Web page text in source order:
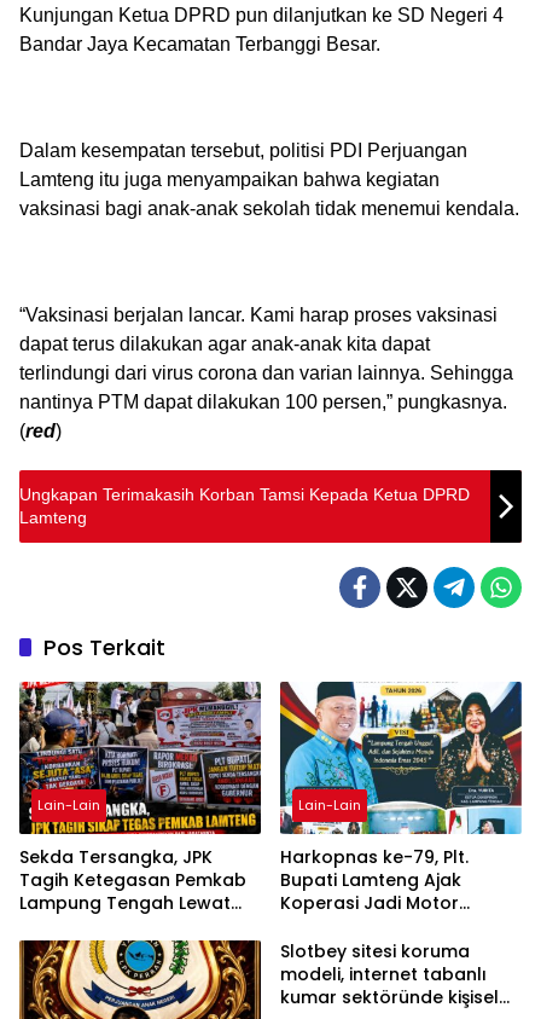
Kunjungan Ketua DPRD pun dilanjutkan ke SD Negeri 4
Bandar Jaya Kecamatan Terbanggi Besar.
Dalam kesempatan tersebut, politisi PDI Perjuangan
Lamteng itu juga menyampaikan bahwa kegiatan
vaksinasi bagi anak-anak sekolah tidak menemui kendala.
“Vaksinasi berjalan lancar. Kami harap proses vaksinasi
dapat terus dilakukan agar anak-anak kita dapat
terlindungi dari virus corona dan varian lainnya. Sehingga
nantinya PTM dapat dilakukan 100 persen,” pungkasnya.
(red)
Ungkapan Terimakasih Korban Tamsi Kepada Ketua DPRD
Lamteng
Pos Terkait
Lain-Lain
Sekda Tersangka, JPK
Tagih Ketegasan Pemkab
Lampung Tengah Lewat
Lain-Lain
Harkopnas ke-79, Plt.
Bupati Lamteng Ajak
Koperasi Jadi Motor
Slotbey sitesi koruma
modeli, internet tabanlı
kumar sektöründe kişisel